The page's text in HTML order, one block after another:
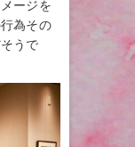
ージを
為その
うで